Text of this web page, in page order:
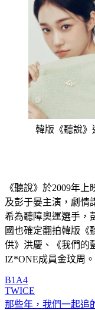
韓版《聽說
《聽說》於2009年
及彭于晏主演，劇情
希為聽障奧運選手，
國也確定翻拍韓版《
供》洪慶、《我們的
IZ*ONE成員金玟周。
B1A4
TWICE
那些年，我們一起追